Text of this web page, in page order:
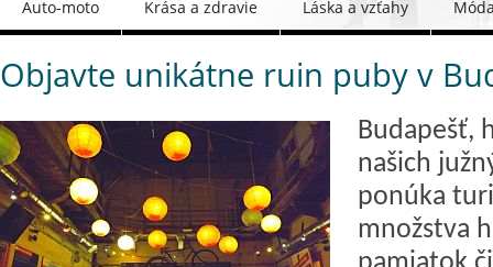
Auto-moto Krása a zdravie Láska a vzťahy
Objavte unikátne ruin puby v
Budapešť,
našich
ponúka
množstva